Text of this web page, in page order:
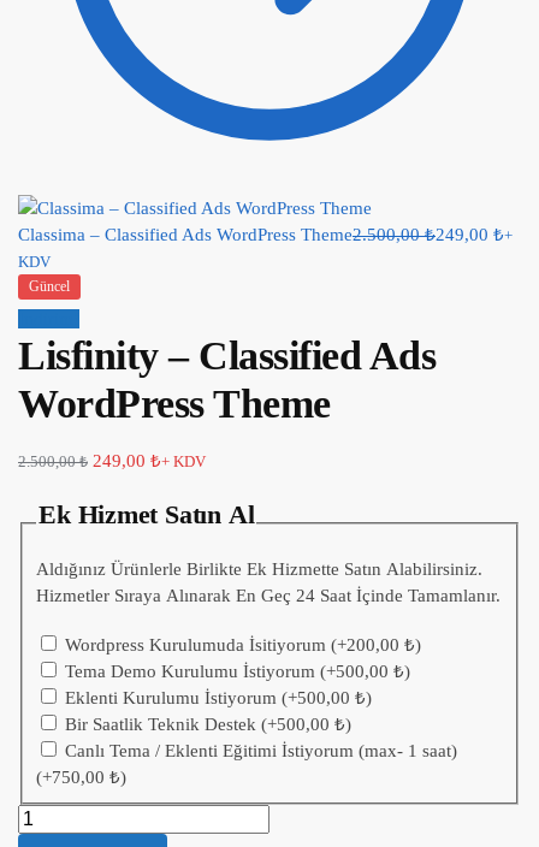
Classima – Classified Ads WordPress Theme2.500,00₺249,00 ₺+
KDV
Güncel
Lisfinity – Classified Ads
WordPress Theme
2.500,00₺ 249,00 ₺+ KDV
Ek Hizmet Satın Al
Aldığınız Ürünlerle Birlikte Ek Hizmette Satın Alabilirsiniz.
Hizmetler Sıraya Alınarak En Geç 24 Saat İçinde Tamamlanır.
Wordpress Kurulumuda İsitiyorum(+200,00₺)
Tema Demo Kurulumu İstiyorum(+500,00₺)
Eklenti Kurulumu İstiyorum(+500,00₺)
Bir Saatlik Teknik Destek(+500,00₺)
Canlı Tema / Eklenti Eğitimi İstiyorum (max- 1 saat)
(+750,00₺)